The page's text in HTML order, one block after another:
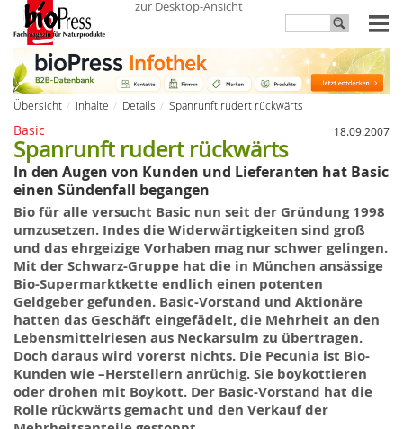
zur Desktop-Ansicht
Übersicht Inhalte Details Spanrunft rudert rückwärts
Basic 18.09.2007
Spanrunft rudert rückwärts
In den Augen von Kunden und Lieferanten hat Basic
einen Sündenfall begangen
Bio für alle versucht Basic nun seit der Gründung 1998
umzusetzen. Indes die Widerwärtigkeiten sind groß
und das ehrgeizige Vorhaben mag nur schwer gelingen.
Mit der Schwarz-Gruppe hat die in München ansässige
Bio-Supermarktkette endlich einen potenten
Geldgeber gefunden. Basic-Vorstand und Aktionäre
hatten das Geschäft eingefädelt, die Mehrheit an den
Lebensmittelriesen aus Neckarsulm zu übertragen.
Doch daraus wird vorerst nichts. Die Pecunia ist Bio-
Kunden wie –Herstellern anrüchig. Sie boykottieren
oder drohen mit Boykott. Der Basic-Vorstand hat die
Rolle rückwärts gemacht und den Verkauf der